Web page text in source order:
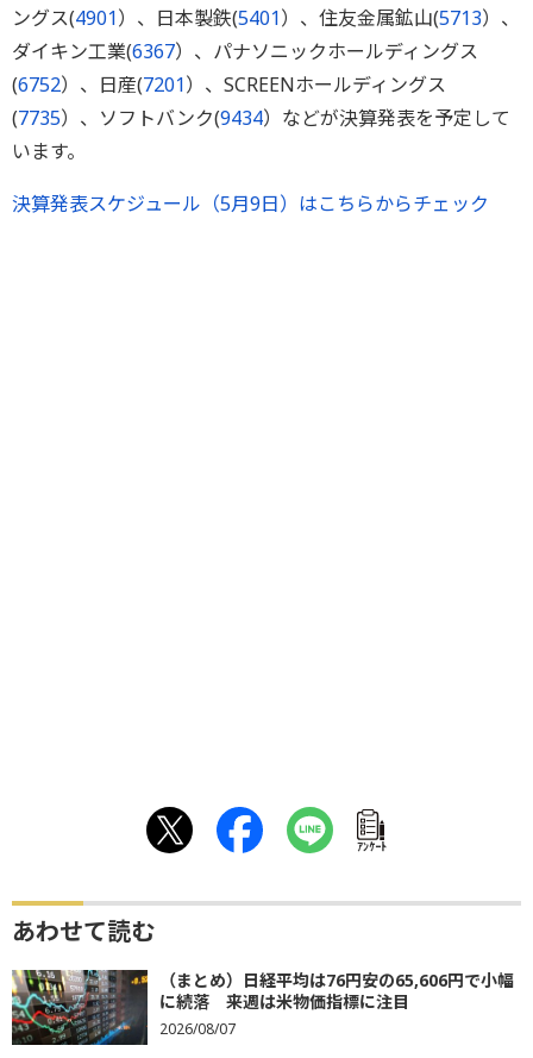
ングス(4901）、日本製鉄(5401）、住友金属鉱山(5713）、
ダイキン工業(6367）、パナソニックホールディングス
(6752）、日産(7201）、SCREENホールディングス
(7735）、ソフトバンク(9434）などが決算発表を予定して
います。
決算発表スケジュール（5月9日）はこちらからチェック
ｱﾝｹｰﾄ
あわせて読む
（まとめ）日経平均は76円安の65,606円で小幅
に続落 来週は米物価指標に注目
2026/08/07